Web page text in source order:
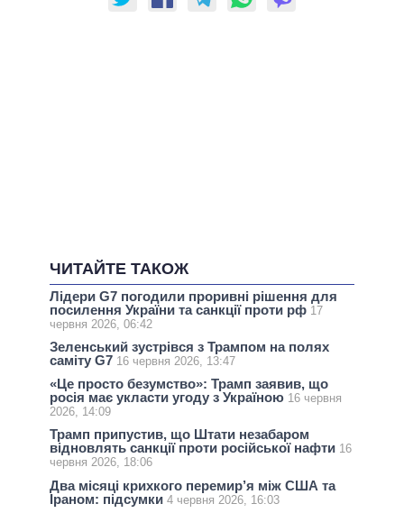
ЧИТАЙТЕ ТАКОЖ
Лідери G7 погодили проривні рішення для
посилення України та санкції проти рф 17
червня 2026, 06:42
Зеленський зустрівся з Трампом на полях
саміту G7 16 червня 2026, 13:47
«Це просто безумство»: Трамп заявив, що
росія має укласти угоду з Україною 16 червня
2026, 14:09
Трамп припустив, що Штати незабаром
відновлять санкції проти російської нафти 16
червня 2026, 18:06
Два місяці крихкого перемир’я між США та
Іраном: підсумки 4 червня 2026, 16:03